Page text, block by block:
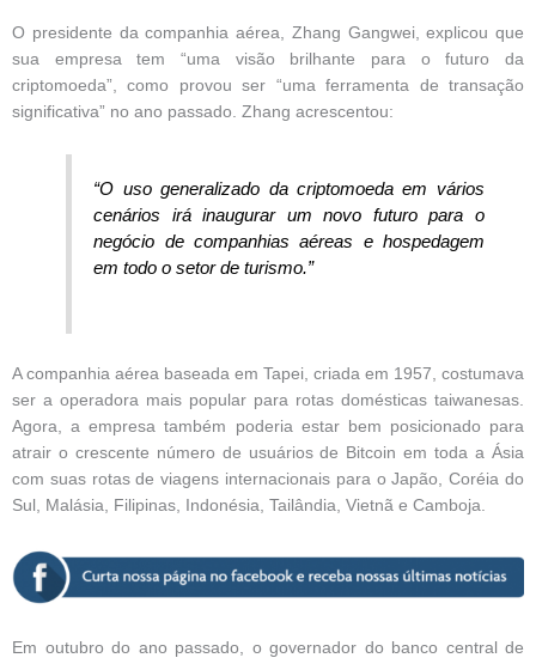
O presidente da companhia aérea, Zhang Gangwei, explicou que
sua empresa tem “uma visão brilhante para o futuro da
criptomoeda”, como provou ser “uma ferramenta de transação
significativa” no ano passado. Zhang acrescentou:
“O uso generalizado da criptomoeda em vários
cenários irá inaugurar um novo futuro para o
negócio de companhias aéreas e hospedagem
em todo o setor de turismo.”
A companhia aérea baseada em Tapei, criada em 1957, costumava
ser a operadora mais popular para rotas domésticas taiwanesas.
Agora, a empresa também poderia estar bem posicionado para
atrair o crescente número de usuários de Bitcoin em toda a Ásia
com suas rotas de viagens internacionais para o Japão, Coréia do
Sul, Malásia, Filipinas, Indonésia, Tailândia, Vietnã e Camboja.
Em outubro do ano passado, o governador do banco central de